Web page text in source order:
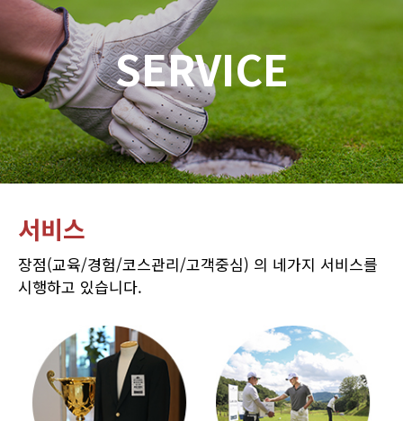
SERVICE
서비스
장점(교육/경험/코스관리/고객중심) 의 네가지 서비스를
시행하고 있습니다.